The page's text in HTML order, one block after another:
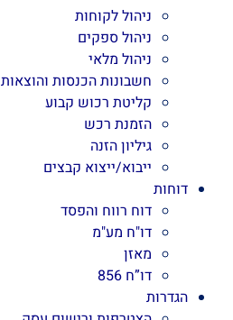
ניהול לקוחות
ניהול ספקים
ניהול מלאי
חשבונות הכנסות והוצאות
קליטת רכוש קבוע
הזמנת רכש
גיליון הזנה
ייבוא/ייצוא קבצים
דוחות
דוח רווח והפסד
דו"ח מע"מ
מאזן
דו”ח 856
הגדרות